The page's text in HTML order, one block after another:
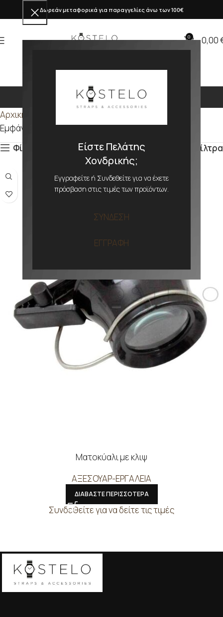
Είστε Πελάτης
Χονδρικής;
Εγγραφείτε ή Συνδεθείτε για να έχετε
πρόσβαση στις τιμές των προϊόντων.
ΣΥΝΔΕΣΗ
ΕΓΓΡΑΦΗ
Δωρεάν μεταφορικά για παραγγελίες άνω των 100€
0 0,00
2x
Αρχική σελίδα
Εμφάνιση του μοναδικού αποτελέσματος
Φίλτρα
Φίλτρα
Ματοκύαλι με κλιψ
ΑΞΕΣΟΥΑΡ-ΕΡΓΑΛΕΙΑ
ΔΙΑΒΑΣΤΕ ΠΕΡΙΣΣΟΤΕΡΑ
Συνδεθείτε για να δείτε τις τιμές